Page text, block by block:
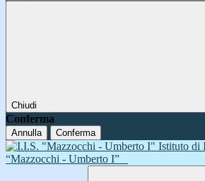
Chiudi
Conferma
Annulla Conferma
Istituto di
“Mazzocchi - Umberto I”